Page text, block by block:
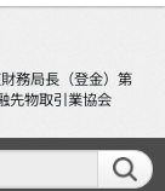
融先物取引業協会